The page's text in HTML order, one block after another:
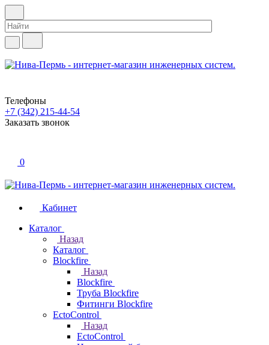
Телефоны
+7 (342) 215-44-54
Заказать звонок
0
Кабинет
Каталог
Назад
Каталог
Blockfire
Назад
Blockfire
Труба Blockfire
Фитинги Blockfire
EctoControl
Назад
EctoControl